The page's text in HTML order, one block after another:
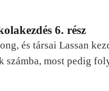
6. rész
és társai Lassan
számba, most pedig